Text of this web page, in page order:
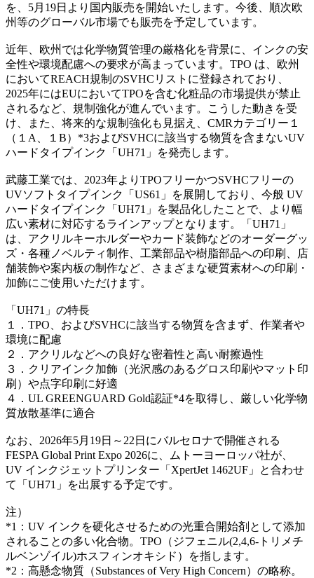
を、5月19日より国内販売を開始いたします。今後、順次欧
州等のグローバル市場でも販売を予定しています。
近年、欧州では化学物質管理の厳格化を背景に、インクの安
全性や環境配慮への要求が高まっています。TPO は、欧州
においてREACH規制のSVHCリストに登録されており、
2025年にはEUにおいてTPOを含む化粧品の市場提供が禁止
されるなど、規制強化が進んでいます。こうした動きを受
け、また、将来的な規制強化も見据え、CMRカテゴリー１
（１A、１B）*3およびSVHCに該当する物質を含まないUV
ハードタイプインク「UH71」を発売します。
武藤工業では、2023年よりTPOフリーかつSVHCフリーの
UVソフトタイプインク「US61」を展開しており、今般 UV
ハードタイプインク「UH71」を製品化したことで、より幅
広い素材に対応するラインアップとなります。「UH71」
は、アクリルキーホルダーやカード装飾などのオーダーグッ
ズ・各種ノベルティ制作、工業部品や樹脂部品への印刷、店
舗装飾や案内板の制作など、さまざまな硬質素材への印刷・
加飾にご使用いただけます。
「UH71」の特長
１．TPO、およびSVHCに該当する物質を含まず、作業者や
環境に配慮
２．アクリルなどへの良好な密着性と高い耐擦過性
３．クリアインク加飾（光沢感のあるグロス印刷やマット印
刷）や点字印刷に好適
４．UL GREENGUARD Gold認証*4を取得し、厳しい化学物
質放散基準に適合
なお、2026年5月19日～22日にバルセロナで開催される
FESPA Global Print Expo 2026に、ムトーヨーロッパ社が、
UV インクジェットプリンター「XpertJet 1462UF」と合わせ
て「UH71」を出展する予定です。
注）
*1：UV インクを硬化させるための光重合開始剤として添加
されることの多い化合物。TPO（ジフェニル(2,4,6-トリメチ
ルベンゾイル)ホスフィンオキシド）を指します。
*2：高懸念物質（Substances of Very High Concern）の略称。